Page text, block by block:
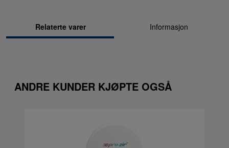
Relaterte varer Informasjon
ANDRE KUNDER KJØPTE OGSÅ